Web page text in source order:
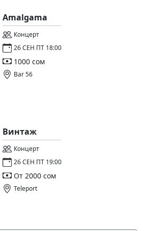
Amalgama
Концерт
26 СЕН ПТ 18:00
1000 сом
Bar 56
Винтаж
Концерт
26 СЕН ПТ 19:00
От 2000 сом
Teleport